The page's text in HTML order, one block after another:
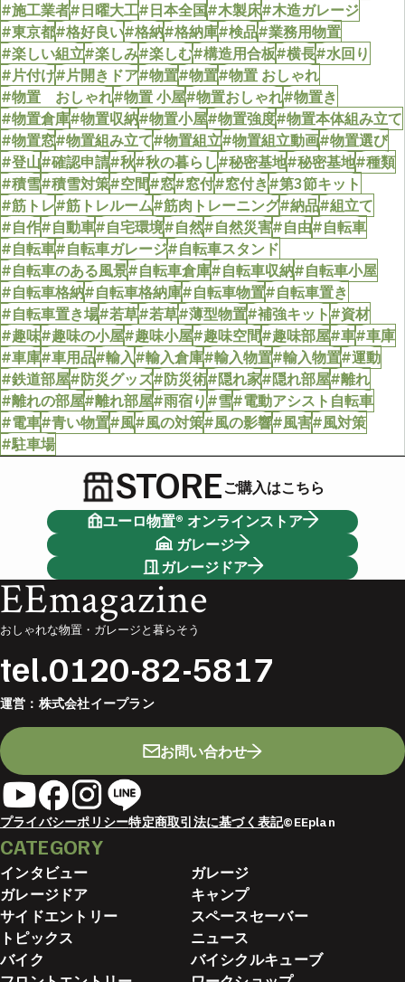
#施工業者#日曜大工#日本全国#木製床#木造ガレージ
#東京都#格好良い#格納#格納庫#検品#業務用物置
#楽しい組立#楽しみ#楽しむ#構造用合板#横長#水回り
#片付け#片開きドア#物置#物置#物置 おしゃれ
#物置 おしゃれ#物置 小屋#物置おしゃれ#物置き
#物置倉庫#物置収納#物置小屋#物置強度#物置本体組み立て
#物置窓#物置組み立て#物置組立#物置組立動画#物置選び
#登山#確認申請#秋#秋の暮らし#秘密基地#秘密基地#種類
#積雪#積雪対策#空間#窓#窓付#窓付き#第3節キット
#筋トレ#筋トレルーム#筋肉トレーニング#納品#組立て
#自作#自動車#自宅環境#自然#自然災害#自由#自転車
#自転車#自転車ガレージ#自転車スタンド
#自転車のある風景#自転車倉庫#自転車収納#自転車小屋
#自転車格納#自転車格納庫#自転車物置#自転車置き
#自転車置き場#若草#若草#薄型物置#補強キット#資材
#趣味#趣味の小屋#趣味小屋#趣味空間#趣味部屋#車#車庫
#車庫#車用品#輸入#輸入倉庫#輸入物置#輸入物置#運動
#鉄道部屋#防災グッズ#防災術#隠れ家#隠れ部屋#離れ
#離れの部屋#離れ部屋#雨宿り#雪#電動アシスト自転車
#電車#青い物置#風#風の対策#風の影響#風害#風対策
#駐車場
STOREご購入はこちら
ユーロ物置® オンラインストア
ガレージ
ガレージドア
EEmagazine
おしゃれな物置・ガレージと暮らそう
tel.0120-82-5817
運営： 株式会社イープラン
お問い合わせ
プライバシーポリシー特定商取引法に基づく表記©EEplan
CATEGORY
インタビュー
ガレージ
ガレージドア
キャンプ
サイドエントリー
スペースセーバー
トピックス
ニュース
バイク
バイシクルキューブ